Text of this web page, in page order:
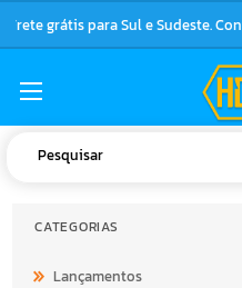
Frete grátis para Sul e Sudeste.
CATEGORIAS
Lançamentos